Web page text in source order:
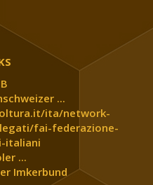
...
ita/network-
fai-federazione-
italiani
...
Imkerbund